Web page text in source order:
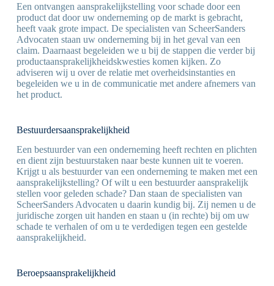
Een ontvangen aansprakelijkstelling voor schade door een
product dat door uw onderneming op de markt is gebracht,
heeft vaak grote impact. De specialisten van ScheerSanders
Advocaten staan uw onderneming bij in het geval van een
claim. Daarnaast begeleiden we u bij de stappen die verder bij
productaansprakelijkheidskwesties komen kijken. Zo
adviseren wij u over de relatie met overheidsinstanties en
begeleiden we u in de communicatie met andere afnemers van
het product.
Bestuurdersaansprakelijkheid
Een bestuurder van een onderneming heeft rechten en plichten
en dient zijn bestuurstaken naar beste kunnen uit te voeren.
Krijgt u als bestuurder van een onderneming te maken met een
aansprakelijkstelling? Of wilt u een bestuurder aansprakelijk
stellen voor geleden schade? Dan staan de specialisten van
ScheerSanders Advocaten u daarin kundig bij. Zij nemen u de
juridische zorgen uit handen en staan u (in rechte) bij om uw
schade te verhalen of om u te verdedigen tegen een gestelde
aansprakelijkheid.
Beroepsaansprakelijkheid